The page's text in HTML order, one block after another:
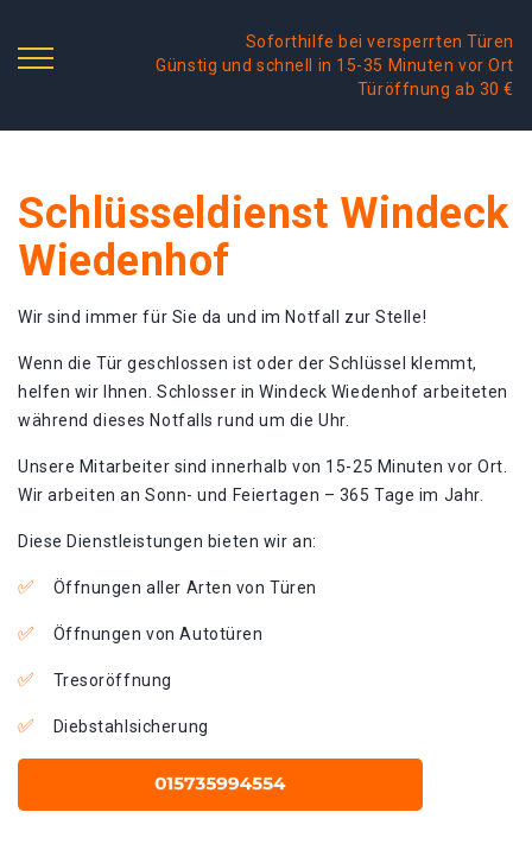
Soforthilfe bei versperrten Türen
Günstig und schnell in 15-35 Minuten vor Ort
Türöffnung ab 30 €
Schlüsseldienst Windeck
Wiedenhof
Wir sind immer für Sie da und im Notfall zur Stelle!
Wenn die Tür geschlossen ist oder der Schlüssel klemmt,
helfen wir Ihnen. Schlosser in Windeck Wiedenhof arbeiteten
während dieses Notfalls rund um die Uhr.
Unsere Mitarbeiter sind innerhalb von 15-25 Minuten vor Ort.
Wir arbeiten an Sonn- und Feiertagen – 365 Tage im Jahr.
Diese Dienstleistungen bieten wir an:
Öffnungen aller Arten von Türen
Öffnungen von Autotüren
Tresoröffnung
Diebstahlsicherung